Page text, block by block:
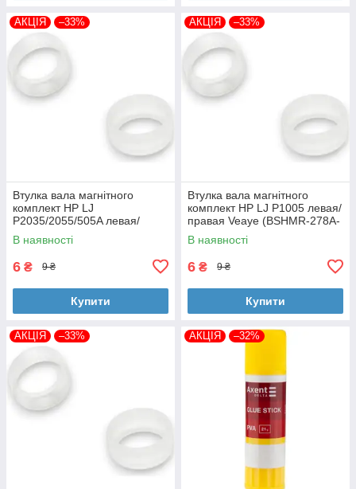
АКЦІЯ –33%
Втулка вала магнітного
комплект HP LJ
P2035/2055/505A левая/
правая Veaye (BSHMR-505A-
VE)
В наявності
6 ₴ 9 ₴
Купити
АКЦІЯ –33%
Втулка вала магнітного
комплект HP LJ P1005 левая/
правая Veaye (BSHMR-278A-
VE)
В наявності
6 ₴ 9 ₴
Купити
АКЦІЯ –33% АКЦІЯ –32%